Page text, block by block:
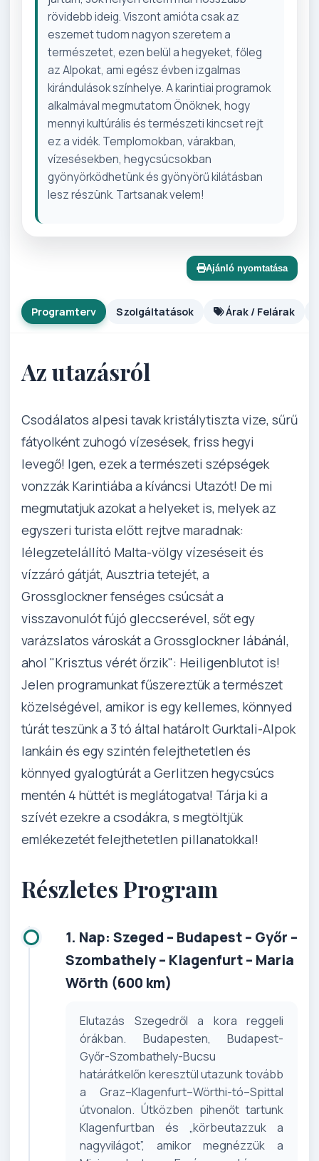
rövidebb ideig. Viszont amióta csak az
eszemet tudom nagyon szeretem a
természetet, ezen belül a hegyeket, főleg
az Alpokat, ami egész évben izgalmas
kirándulások színhelye. A karintiai programok
alkalmával megmutatom Önöknek, hogy
mennyi kultúrális és természeti kincset rejt
ez a vidék. Templomokban, várakban,
vízesésekben, hegycsúcsokban
gyönyörködhetünk és gyönyörű kilátásban
lesz részünk. Tartsanak velem!
Ajánló nyomtatása
Programterv Szolgáltatások Árak / Felárak
Az utazásról
Csodálatos alpesi tavak kristálytiszta vize, sűrű
fátyolként zuhogó vízesések, friss hegyi
levegő! Igen, ezek a természeti szépségek
vonzzák Karintiába a kíváncsi Utazót! De mi
megmutatjuk azokat a helyeket is, melyek az
egyszeri turista előtt rejtve maradnak:
lélegzetelállító Malta-völgy vízeséseit és
vízzáró gátját, Ausztria tetejét, a
Grossglockner fenséges csúcsát a
visszavonulót fújó gleccserével, sőt egy
varázslatos városkát a Grossglockner lábánál,
ahol "Krisztus vérét őrzik": Heiligenblutot is!
Jelen programunkat fűszereztük a természet
közelségével, amikor is egy kellemes, könnyed
túrát teszünk a 3 tó által határolt Gurktali-Alpok
lankáin és egy szintén felejthetetlen és
könnyed gyalogtúrát a Gerlitzen hegycsúcs
mentén 4 hüttét is meglátogatva! Tárja ki a
szívét ezekre a csodákra, s megtöltjük
emlékezetét felejthetetlen pillanatokkal!
Részletes Program
1. Nap: Szeged – Budapest – Győr –
Szombathely – Klagenfurt – Maria
Wörth (600 km)
Elutazás Szegedről a kora reggeli
órákban. Budapesten, Budapest-
Győr-Szombathely-Bucsu
határátkelőn keresztül utazunk tovább
a Graz–Klagenfurt–Wörthi-tó–Spittal
útvonalon. Útközben pihenőt tartunk
Klagenfurtban és „körbeutazzuk a
nagyvilágot”, amikor megnézzük a